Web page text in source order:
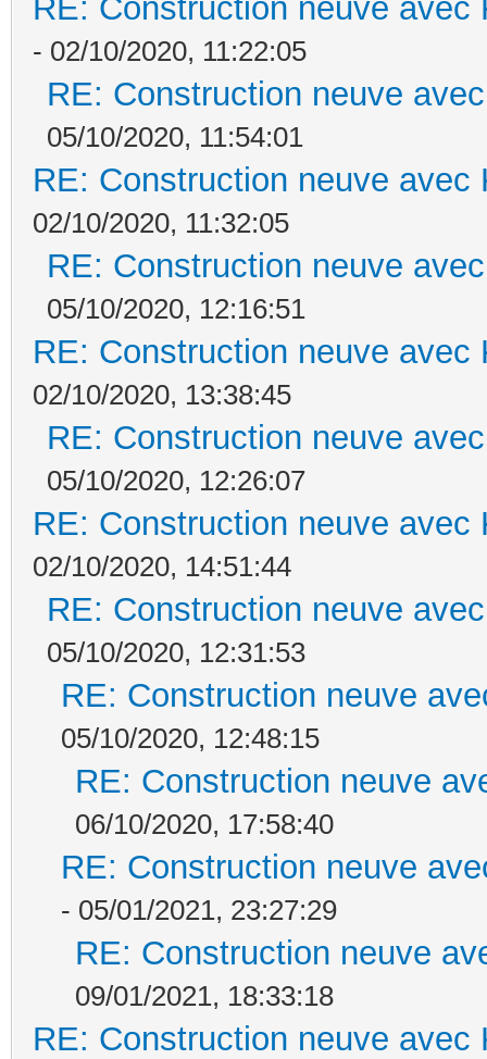
RE: Construction neuve avec
- 02/10/2020, 11:22:05
RE: Construction neuve
05/10/2020, 11:54:01
RE: Construction neuve avec
02/10/2020, 11:32:05
RE: Construction neuve
05/10/2020, 12:16:51
RE: Construction neuve avec
02/10/2020, 13:38:45
RE: Construction neuve
05/10/2020, 12:26:07
RE: Construction neuve avec
02/10/2020, 14:51:44
RE: Construction neuve
05/10/2020, 12:31:53
RE: Construction neuve
05/10/2020, 12:48:15
RE: Construction neuve
06/10/2020, 17:58:40
RE: Construction neuve
- 05/01/2021, 23:27:29
RE: Construction neuve
09/01/2021, 18:33:18
RE: Construction neuve avec